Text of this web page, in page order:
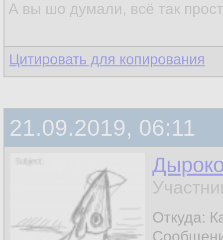
А вы шо думали, всё так
Цитировать для копирования
21.09.2019, 06:11
Откуда: